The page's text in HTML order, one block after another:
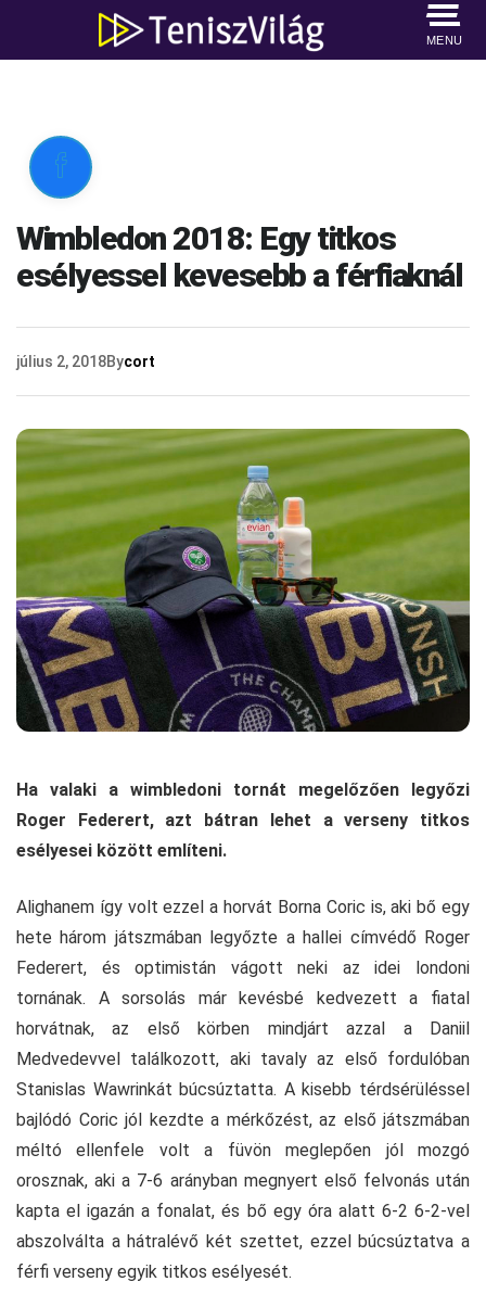
MENU

Wimbledon 2018: Egy titkos
esélyessel kevesebb a férfiaknál
július 2, 2018Bycort
Ha valaki a wimbledoni tornát megelőzően legyőzi
Roger Federert, azt bátran lehet a verseny titkos
esélyesei között említeni.
Alighanem így volt ezzel a horvát Borna Coric is, aki bő egy
hete három játszmában legyőzte a hallei címvédő Roger
Federert, és optimistán vágott neki az idei londoni
tornának. A sorsolás már kevésbé kedvezett a fiatal
horvátnak, az első körben mindjárt azzal a Daniil
Medvedevvel találkozott, aki tavaly az első fordulóban
Stanislas Wawrinkát búcsúztatta. A kisebb térdsérüléssel
bajlódó Coric jól kezdte a mérkőzést, az első játszmában
méltó ellenfele volt a füvön meglepően jól mozgó
orosznak, aki a 7-6 arányban megnyert első felvonás után
kapta el igazán a fonalat, és bő egy óra alatt 6-2 6-2-vel
abszolválta a hátralévő két szettet, ezzel búcsúztatva a
férfi verseny egyik titkos esélyesét.